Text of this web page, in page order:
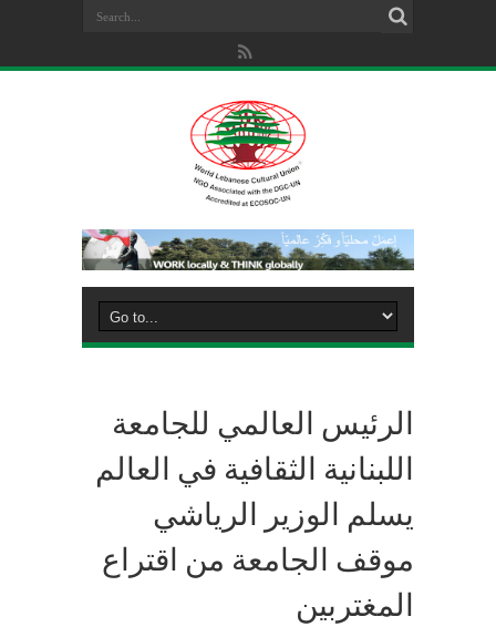
الرئيس العالمي للجامعة
اللبنانية الثقافية في العالم
يسلم الوزير الرياشي
موقف الجامعة من اقتراع
المغتربين